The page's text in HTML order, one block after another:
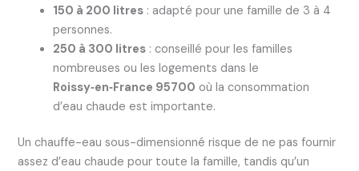
150 à 200 litres: adapté pour une famille de 3 à 4
personnes.
250 à 300 litres: conseillé pour les familles
nombreuses ou les logements dans le
Roissy‑en‑France 95700 où la consommation
d’eau chaude est importante.
Un chauffe-eau sous-dimensionné risque de ne pas fournir
assez d’eau chaude pour toute la famille, tandis qu’un